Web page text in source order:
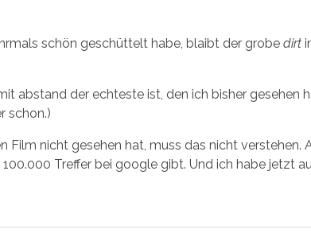
schön geschüttelt habe, blaibt der grobe dirt
abstand der echteste ist, den ich bisher gesehen
schon.)
Film nicht gesehen hat, muss das nicht verstehen.
Treffer bei google gibt. Und ich habe jetzt